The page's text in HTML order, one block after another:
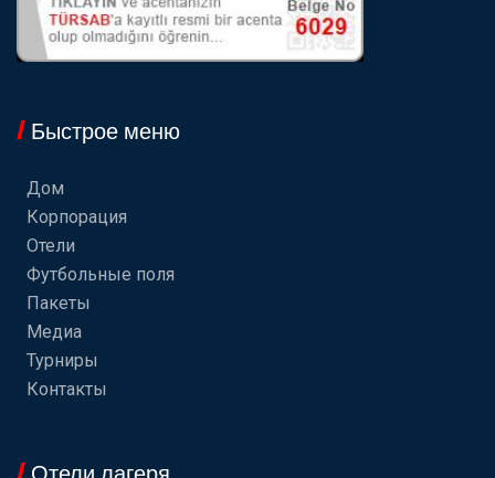
Быстрое меню
Дом
Корпорация
Отели
Футбольные поля
Пакеты
Медиа
Турниры
Контакты